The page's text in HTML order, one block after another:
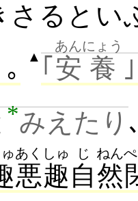
さるとい
▲ ｢ 安
あん
養
にょう
*みえたり
悪趣
あくしゅ
自
じ
然
ねん